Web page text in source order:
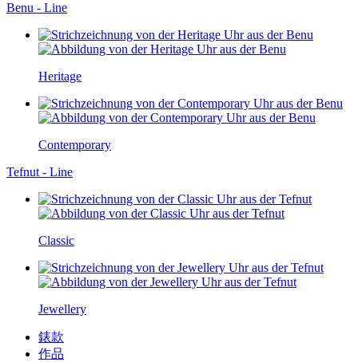
Benu - Line
Heritage
Contemporary
Tefnut - Line
Classic
Jewellery
錶款
作品